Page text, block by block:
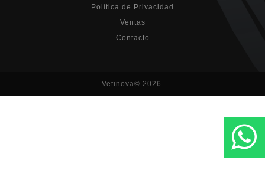
Política de Privacidad
Ventas
Contacto
Vetinova© 2026.